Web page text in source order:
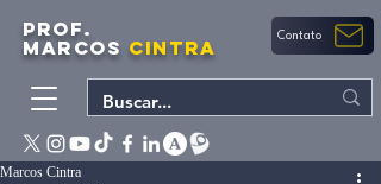
PROF.
MARCOS CINTRA Contato
Marcos Cintra